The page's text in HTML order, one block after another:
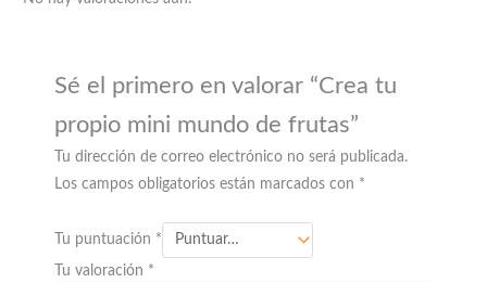
Sé el primero en valorar “Crea tu
propio mini mundo de frutas”
Tu dirección de correo electrónico no será publicada.
Los campos obligatorios están marcados con *
Tu puntuación *
Tu valoración *